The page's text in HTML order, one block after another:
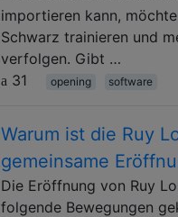
importieren kann,
Schwarz trainieren und
verfolgen. Gibt …
31
opening software
Warum ist die Ruy
gemeinsame
Die Eröffnung von Ruy
folgende Bewegungen